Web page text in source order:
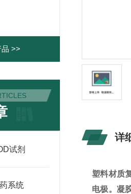
>>
试剂
系统
详
塑料材质
电极。凝